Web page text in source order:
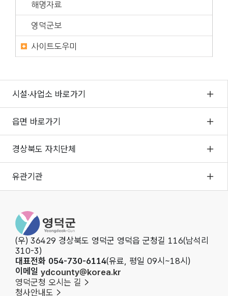
해명자료
영덕군보
사이트도우미
시설·사업소 바로가기
읍면 바로가기
경상북도 자치단체
유관기관
영덕군청
(우) 36429 경상북도 영덕군 영덕읍 군청길 116(남석리
310-3)
대표전화 054-730-6114(유료, 평일 09시~18시)
이메일 ydcounty@korea.kr
영덕군청 오시는 길
청사안내도